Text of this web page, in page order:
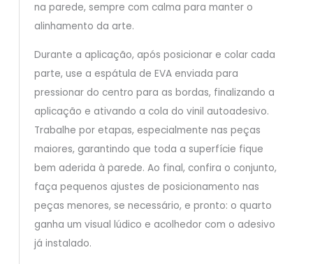
na parede, sempre com calma para manter o
alinhamento da arte.
Durante a aplicação, após posicionar e colar cada
parte, use a espátula de EVA enviada para
pressionar do centro para as bordas, finalizando a
aplicação e ativando a cola do vinil autoadesivo.
Trabalhe por etapas, especialmente nas peças
maiores, garantindo que toda a superfície fique
bem aderida à parede. Ao final, confira o conjunto,
faça pequenos ajustes de posicionamento nas
peças menores, se necessário, e pronto: o quarto
ganha um visual lúdico e acolhedor com o adesivo
já instalado.